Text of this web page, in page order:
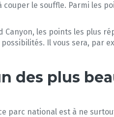
couper le souffle. Parmi les
Canyon, les points les plus
Il vous sera, par
des plus
parc national est à ne